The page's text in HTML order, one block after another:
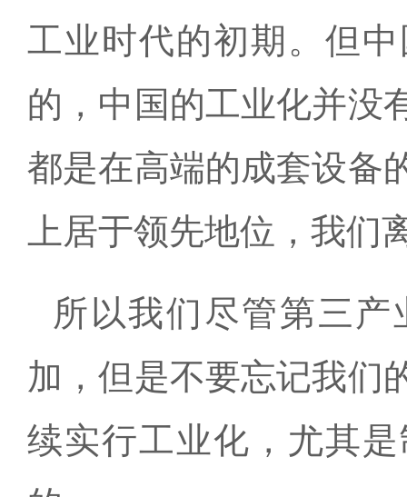
工业时代的初期。但
的，中国的工业化并没
都是在高端的成套设备
上居于领先地位，我们
所以我们尽管第三产
加，但是不要忘记我们
续实行工业化，尤其